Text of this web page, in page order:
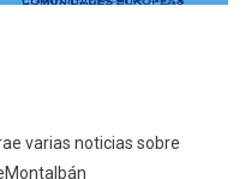
varias noticias sobre